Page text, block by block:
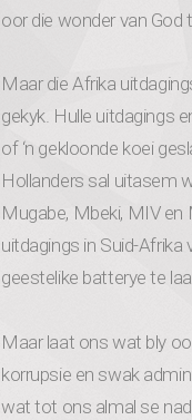
oor die wonder van God
Maar die Afrika
gekyk. Hulle uitdagings
of ‘n gekloonde koei
Hollanders sal uitasem
Mugabe, Mbeki, MIV en
uitdagings in Suid-
geestelike batterye te
Maar laat ons wat bly
korrupsie en swak
wat tot ons almal se